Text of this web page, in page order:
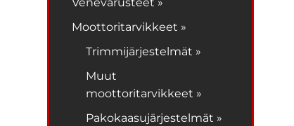
Moottoritarvikkeet »
Trimmijärjestelmät »
Muut
moottoritarvikkeet »
Pakokaasujärjestelmät »